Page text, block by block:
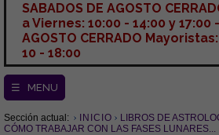
SABADOS DE AGOSTO
a Viernes: 10:00 - 14:00 y 17:00
AGOSTO CERRADO
10 - 18:00
☰ MENU
Sección actual: INICIO LIBROS DE
CÓMO TRABAJAR CON LAS FASES LUNARES...